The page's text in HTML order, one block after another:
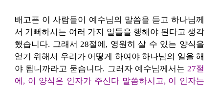
배고픈 이 사람들이 예수님의 말씀을 듣고 하나님께
서 기뻐하시는 여러 가지 일들을 행해야 된다고 생각
했습니다. 그래서 28절에, 영원히 살 수 있는 양식을
얻기 위해서 우리가 어떻게 하여야 하나님의 일을 해
야 됩니까라고 묻습니다. 그러자 예수님께서는 27절
에, 이 양식은 인자가 주신다 말씀하시고, 이 인자는